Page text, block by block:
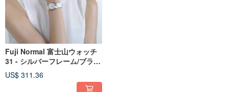
Fuji Normal 富士山ウォッチ
31 - シルバーフレーム/ブラッ
ク針/ホワイト本革カーフレザ
ーストラップ
US$ 311.36